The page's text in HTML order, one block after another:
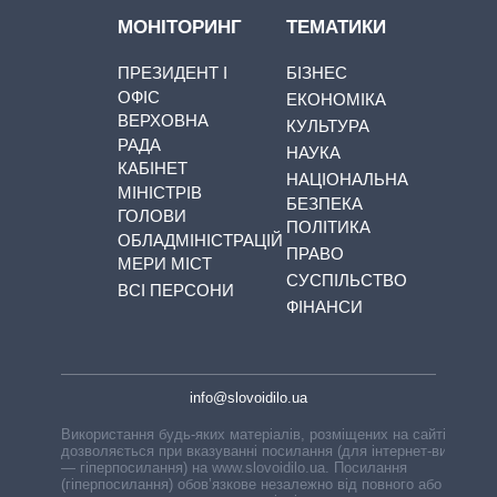
МОНІТОРИНГ
ПРЕЗИДЕНТ І
ОФІС
ВЕРХОВНА
РАДА
КАБІНЕТ
МІНІСТРІВ
ГОЛОВИ
ОБЛАДМІНІСТРАЦІЙ
МЕРИ МІСТ
ВСІ ПЕРСОНИ
ТЕМАТИКИ
БІЗНЕС
ЕКОНОМІКА
КУЛЬТУРА
НАУКА
НАЦІОНАЛЬНА
БЕЗПЕКА
ПОЛІТИКА
ПРАВО
СУСПІЛЬСТВО
ФІНАНСИ
info@slovoidilo.ua
Використання будь-яких матеріалів, розміщених на сайті,
дозволяється при вказуванні посилання (для інтернет-видань
— гіперпосилання) на www.slovoidilo.ua. Посилання
(гіперпосилання) обов’язкове незалежно від повного або